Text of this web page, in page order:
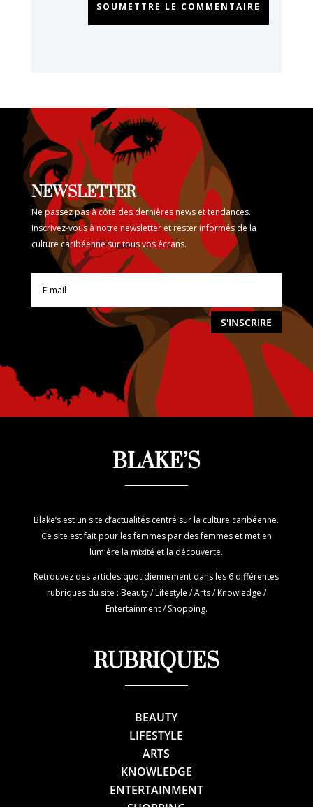
SOUMETTRE LE COMMENTAIRE
NEWSLETTER
Ne passez pas à côte des dernières news et tendances.
Inscrivez-vous à notre newsletter et rester informés de la
culture caribéenne sur tous vos écrans.
S'INSCRIRE
BLAKE’S
Blake’s est un site d’actualités centré sur la culture caribéenne.
Ce site est fait pour les femmes par des femmes et met en
lumière la mixité et la découverte.
Retrouvez des articles quotidiennement dans les 6 différentes
rubriques du site : Beauty / Lifestyle / Arts / Knowledge /
Entertainment / Shopping.
RUBRIQUES
BEAUTY
LIFESTYLE
ARTS
KNOWLEDGE
ENTERTAINMENT